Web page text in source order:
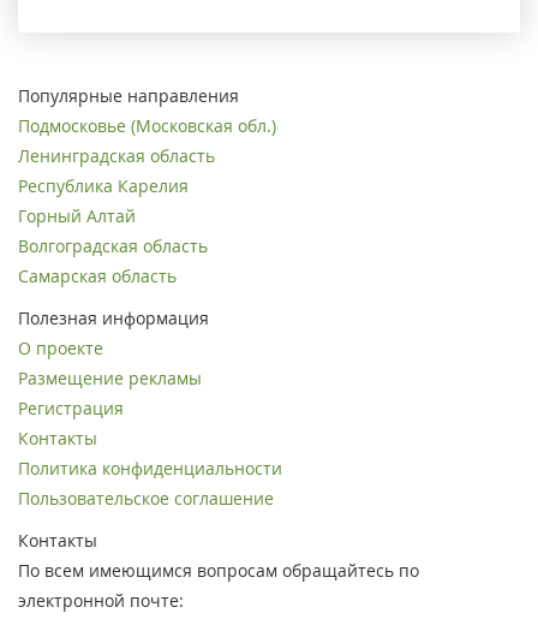
Популярные направления
Подмосковье (Московская обл.)
Ленинградская область
Республика Карелия
Горный Алтай
Волгоградская область
Самарская область
Полезная информация
О проекте
Размещение рекламы
Регистрация
Контакты
Политика конфиденциальности
Пользовательское соглашение
Контакты
По всем имеющимся вопросам обращайтесь по
электронной почте: